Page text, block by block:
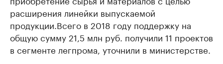
расширения линейки выпускаемой
продукции.Всего в 2018 году поддержку на
общую сумму 21,5 млн руб. получили 11 проектов
в сегменте легпрома, уточнили в министерстве.